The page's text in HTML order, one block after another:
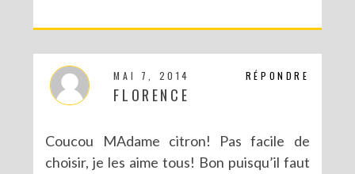
RÉPONDRE
MAI 7, 2014
FLORENCE
Coucou MAdame citron! Pas facile de
choisir, je les aime tous! Bon puisqu’il faut